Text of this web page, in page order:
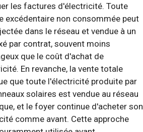
les factures d'électricité. Toute
excédentaire non consommée peut
dans le réseau et vendue à un
par contrat, souvent moins
que le coût d'achat de
En revanche, la vente totale
que toute l'électricité produite par
solaires est vendue au réseau
et le foyer continue d'acheter son
comme avant. Cette approche